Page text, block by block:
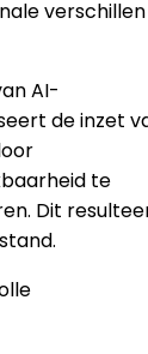
verschillen
AI-
de inzet
te
Dit